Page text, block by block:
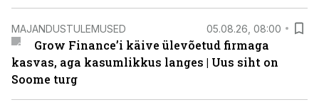
MAJANDUSTULEMUSED 05.08.26, 08:00
Grow Finance’i käive ülevõetud firmaga
kasvas, aga kasumlikkus langes | Uus siht on
Soome turg